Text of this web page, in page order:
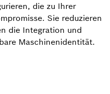
die zu Ihrer
Sie reduzieren
die Integration und
Maschinenidentität.